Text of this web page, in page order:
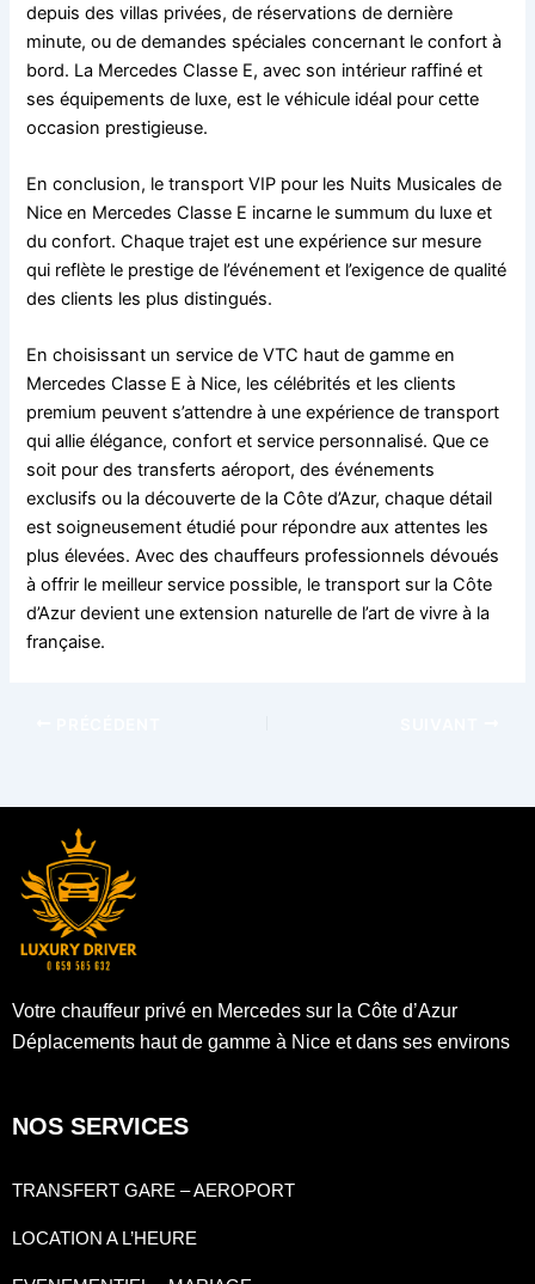
depuis des villas privées, de réservations de dernière
minute, ou de demandes spéciales concernant le confort à
bord. La Mercedes Classe E, avec son intérieur raffiné et
ses équipements de luxe, est le véhicule idéal pour cette
occasion prestigieuse.
En conclusion, le transport VIP pour les Nuits Musicales de
Nice en Mercedes Classe E incarne le summum du luxe et
du confort. Chaque trajet est une expérience sur mesure
qui reflète le prestige de l’événement et l’exigence de qualité
des clients les plus distingués.
En choisissant un service de VTC haut de gamme en
Mercedes Classe E à Nice, les célébrités et les clients
premium peuvent s’attendre à une expérience de transport
qui allie élégance, confort et service personnalisé. Que ce
soit pour des transferts aéroport, des événements
exclusifs ou la découverte de la Côte d’Azur, chaque détail
est soigneusement étudié pour répondre aux attentes les
plus élevées. Avec des chauffeurs professionnels dévoués
à offrir le meilleur service possible, le transport sur la Côte
d’Azur devient une extension naturelle de l’art de vivre à la
française.
Votre chauffeur privé en Mercedes sur la Côte d’Azur
Déplacements haut de gamme à Nice et dans ses environs
NOS SERVICES
TRANSFERT GARE – AEROPORT
LOCATION A L’HEURE